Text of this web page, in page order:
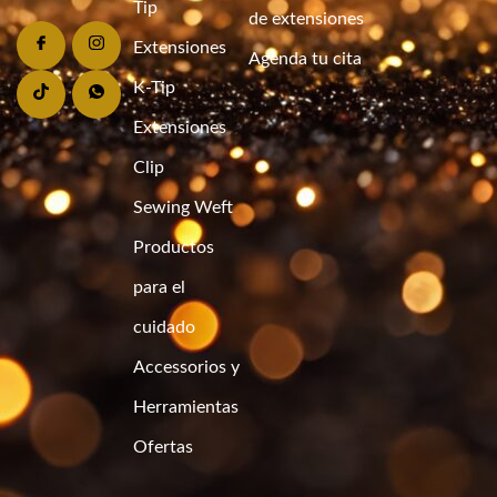
Tip
Extensiones
K-Tip
Extensiones
Clip
Sewing Weft
Productos
para el
cuidado
Accessorios y
Herramientas
Ofertas
de extensiones
Agenda tu cita